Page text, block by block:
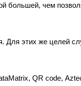
большей, чем
Для этих же целей
QR code,